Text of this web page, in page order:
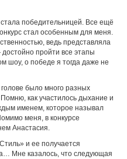
победительницей. Все ещё
стал особенным для меня.
ведь представляла
пройти все этапы
шоу, о победе я тогда даже не
было много разных
как участилось дыхание и
именем, которое называл
меня, в конкурсе
Анастасия.
и ее получается
Мне казалось, что следующая